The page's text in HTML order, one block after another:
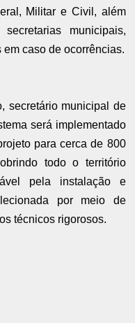
Militar e Civil, além
municipais,
caso de ocorrências.
secretário municipal de
será implementado
para cerca de 800
todo o território
pela instalação e
por meio de
técnicos rigorosos.